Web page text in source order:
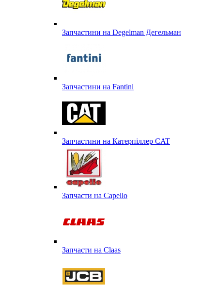
Запчастини на Degelman Дегельман
Запчастини на Fantini
Запчастини на Катерпіллер CAT
Запчасти на Capello
Запчасти на Сlaas